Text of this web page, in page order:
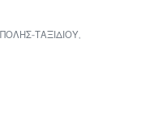
ΠΟΛΗΣ-ΤΑΞΙΔΙΟΥ,